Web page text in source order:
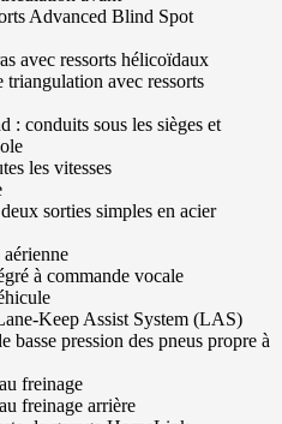
Advanced Blind Spot
avec ressorts hélicoïdaux
triangulation avec ressorts
: conduits sous les sièges et
les vitesses
sorties simples en acier
aérienne
à commande vocale
Keep Assist System (LAS)
basse pression des pneus propre à
freinage
freinage arrière